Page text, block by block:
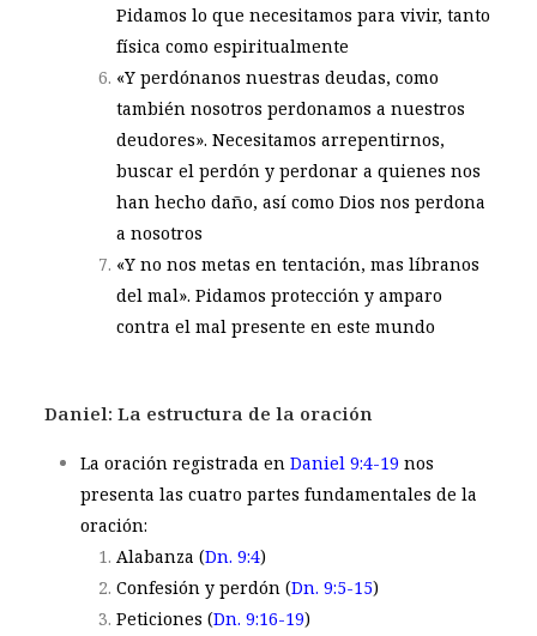
Pidamos lo que necesitamos para vivir, tanto
física como espiritualmente
«Y perdónanos nuestras deudas, como
también nosotros perdonamos a nuestros
deudores». Necesitamos arrepentirnos,
buscar el perdón y perdonar a quienes nos
han hecho daño, así como Dios nos perdona
a nosotros
«Y no nos metas en tentación, mas líbranos
del mal». Pidamos protección y amparo
contra el mal presente en este mundo
Daniel: La estructura de la oración
La oración registrada en Daniel 9:4-19 nos
presenta las cuatro partes fundamentales de la
oración:
Alabanza (Dn. 9:4)
Confesión y perdón (Dn. 9:5-15)
Peticiones (Dn. 9:16-19)